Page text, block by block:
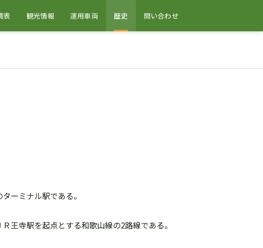
表 観光情報 運用車両 歴史 問い合わせ
ーミナル駅である。
王寺駅を起点とする和歌山線の2路線である。